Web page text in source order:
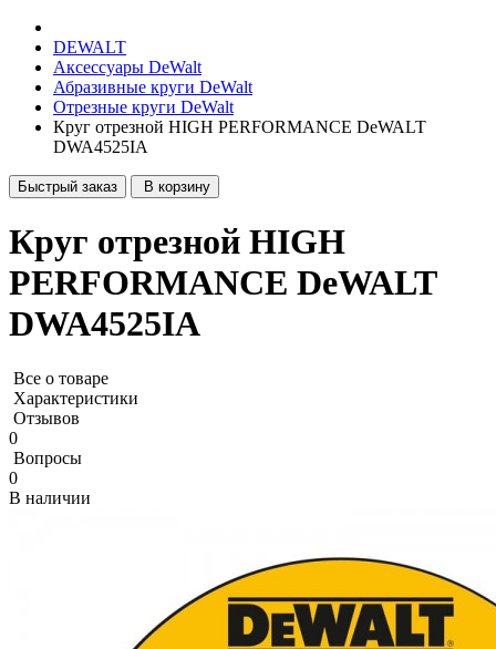
DEWALT
Аксессуары DeWalt
Абразивные круги DeWalt
Отрезные круги DeWalt
Круг отрезной HIGH PERFORMANCE DeWALT
DWA4525IA
Быстрый заказ В корзину
Круг отрезной HIGH
PERFORMANCE DeWALT
DWA4525IA
Все о товаре
Характеристики
Отзывов
0
Вопросы
0
В наличии